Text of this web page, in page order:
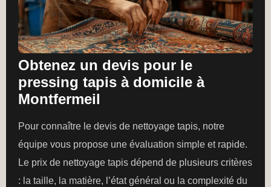
Obtenez un devis pour le
pressing tapis à domicile à
Montfermeil
Pour connaître le devis de nettoyage tapis, notre
équipe vous propose une évaluation simple et rapide.
Le prix de nettoyage tapis dépend de plusieurs critères
: la taille, la matière, l’état général ou la complexité du